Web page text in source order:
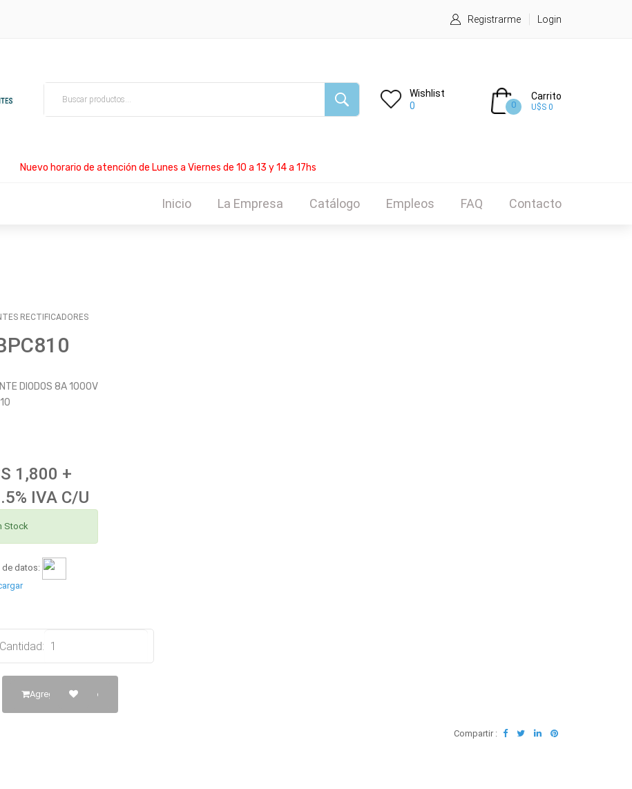
Registrarme Login
Wishlist
0
0
Carrito
U$S 0
Nuevo horario de atención de Lunes a Viernes de 10 a 13 y 14 a 17hs
Inicio La Empresa Catálogo Empleos FAQ Contacto
RECTIFICADORES
DIODOS 8A 1000V
1,800 +
IVA C/U
Stock
de datos:
Cantidad:
Agregar al Carrito
Compartir :